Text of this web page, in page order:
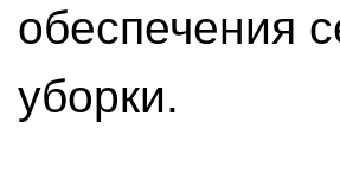
обеспечения
уборки.